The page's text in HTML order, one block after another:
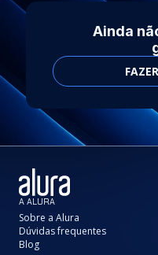
Ainda
A ALURA
Sobre a Alura
Dúvidas frequentes
Blog